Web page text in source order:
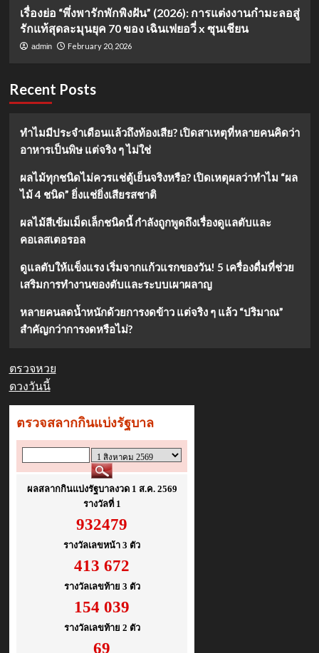
เรื่องย่อ “พึ่งพารักพักพิงฝัน” (2026): การแต่งงานกำมะลอสู่
รักแท้สุดละมุนยุค 70 ของ เฉินเฟยอวี่ x ซุนเชียน
admin February 20, 2026
Recent Posts
ทำไมมีประจำเดือนแล้วถึงท้องเสีย? เปิดสาเหตุที่หลายคนคิดว่า
อาหารเป็นพิษ แต่จริง ๆ ไม่ใช่
ผลไม้ทุกชนิดไม่ควรแช่ตู้เย็นจริงหรือ? เปิดเหตุผลว่าทำไม “ผล
ไม้ 4 ชนิด” ยิ่งแช่ยิ่งเสียรสชาติ
ผลไม้สีเข้มเม็ดเล็กชนิดนี้ กำลังถูกพูดถึงเรื่องดูแลตับและ
คอเลสเตอรอล
ดูแลตับให้แข็งแรง เริ่มจากแก้วแรกของวัน! 5 เครื่องดื่มที่ช่วย
เสริมการทำงานของตับและระบบเผาผลาญ
หลายคนลดน้ำหนักด้วยการงดข้าว แต่จริง ๆ แล้ว “ปริมาณ”
สำคัญกว่าการงดหรือไม่?
ตรวจหวย
ดวงวันนี้